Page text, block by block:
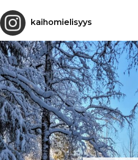
kaihomielisyys